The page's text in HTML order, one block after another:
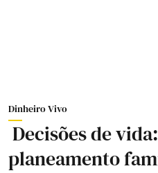
Dinheiro Vivo
Decisões de
planeamento